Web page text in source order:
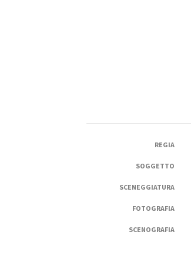
REGIA
SOGGETTO
SCENEGGIATURA
FOTOGRAFIA
SCENOGRAFIA